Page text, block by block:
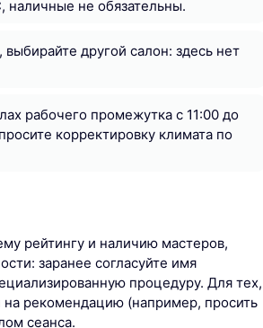
наличные не обязательны.
другой салон: здесь нет
рабочего промежутка с 11:00 до
корректировку климата по
рейтингу и наличию мастеров,
заранее согласуйте имя
процедуру. Для тех,
на рекомендацию (например, просить
сеанса.